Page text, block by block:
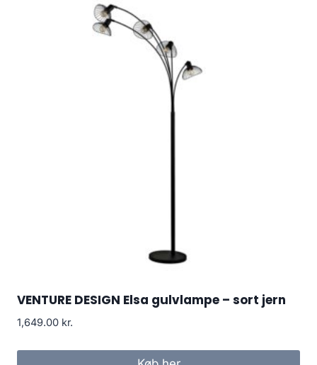
VENTURE DESIGN Elsa gulvlampe – sort jern
1,649.00 kr.